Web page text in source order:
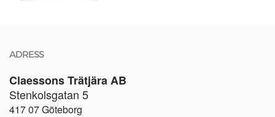
ADRESS
Claessons Trätjära AB
Stenkolsgatan 5
417 07 Göteborg